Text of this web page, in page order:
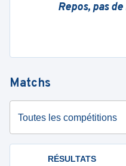
Repos, pas
Matchs
Toutes les compétitions
RÉSULTATS